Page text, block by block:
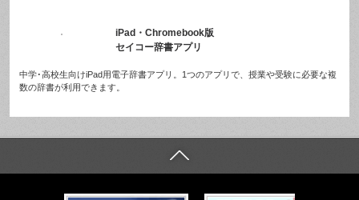
iPad・Chromebook版
セイコー辞書アプリ
中学･高校生向けiPad用電子辞書アプリ。1つのアプリで、授業や受験に必要な複
数の辞書が利用できます。